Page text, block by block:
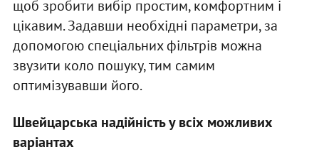
щоб зробити вибір простим, комфортним і
цікавим. Задавши необхідні параметри, за
допомогою спеціальних фільтрів можна
звузити коло пошуку, тим самим
оптимізувавши його.
Швейцарська надійність у всіх можливих
варіантах